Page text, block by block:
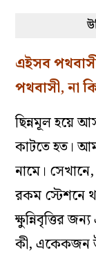
এইসব পথবাসী
পথবাসী, না
ছিন্নমূল হয়ে
কাটতে হত।
নামে।
রকম স্টেশনে
ক্ষুন্নিবৃত্তির
কী, একেকজন